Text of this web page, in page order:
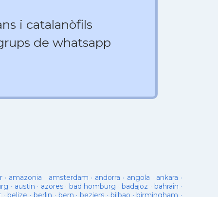
i catalanòfils
de whatsapp
· amazonia · amsterdam · andorra · angola · ankara ·
· austin · azores· bad homburg ·badajoz · bahrain ·
·belize · berlin · bern ·beziers · bilbao ·birmingham ·